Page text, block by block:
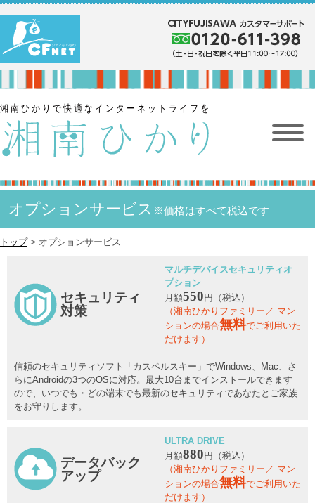
オプションサービス ※価格はすべて税込です
トップ> オプションサービス
セキュリティ
対策
マルチデバイスセキュリティオ
プション
月額550 円（税込）
（湘南ひかりファミリー／ マン
ションの場合無料でご利用いた
だけます）
信頼のセキュリティソフト「カスペルスキー」でWindows、Mac、さ
らにAndroidの3つのOSに対応。最大10台までインストールできます
ので、いつでも・どの端末でも最新のセキュリティであなたとご家族
をお守りします。
データバック
アップ
ULTRA DRIVE
月額880 円（税込）
（湘南ひかりファミリー／ マン
ションの場合無料でご利用いた
だけます）